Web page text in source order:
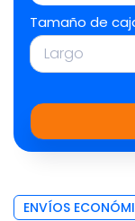
Tamaño de
ENVÍOS